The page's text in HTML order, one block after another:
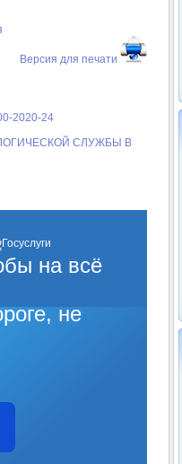
Версия для печати
2020-24
СЛУЖБЫ В
на всё
не